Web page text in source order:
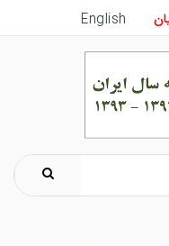
English